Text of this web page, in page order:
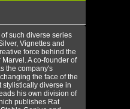
such diverse series
Vignettes and
force behind the
A co-founder of
the company's
the face of the
stylistically diverse in
his own division of
publishes Rat